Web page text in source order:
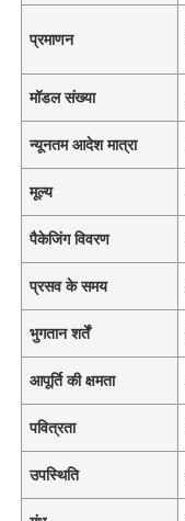
प्रमाणन
मॉडल संख्या
न्यूनतम आदेश मात्रा
मूल्य
पैकेजिंग विवरण
प्रसव के समय
भुगतान शर्तें
आपूर्ति की क्षमता
पवित्रता
उपस्थिति